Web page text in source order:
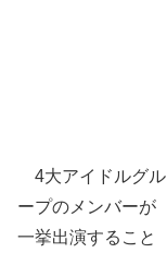
4大アイドルグル
ープのメンバーが
一挙出演すること